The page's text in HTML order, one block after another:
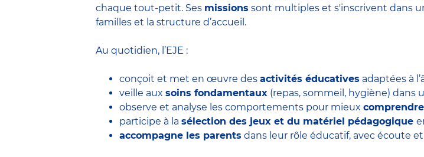
chaque tout-petit. Ses missions sont multiples et s'inscrivent dans
familles et la structure d’accueil.
Au quotidien, l’EJE :
conçoit et met en œuvre des activités éducatives adaptées à
veille aux soins fondamentaux (repas, sommeil, hygiène) dans
observe et analyse les comportements pour mieux
participe à la sélection des jeux et du matériel pédagogique
accompagne les parents dans leur rôle éducatif, avec écoute